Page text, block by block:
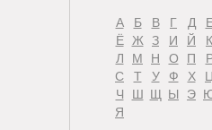
А Б В Г Д
Ё
Ж З И Й
К
Л
М Н О П
С
Т У Ф Х
Ч
Ш Щ Ы Э
Я